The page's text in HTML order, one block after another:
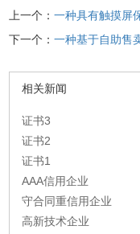
上一个：一种具有触摸屏
下一个：一种基于自助售
相关新闻
证书3
证书2
证书1
AAA信用企业
守合同重信用企业
高新技术企业